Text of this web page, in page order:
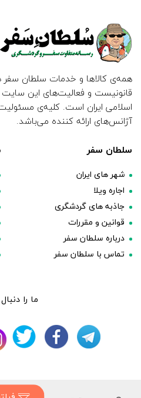
همه‌ی کالاها و خدمات سلطان سفر
قانونیست و فعالیت‌های این سایت
اسلامی ایران است. کلیه‌ی
آژانس‌های ارائه کننده می‌باشد.
سلطان سفر
شهر های ایران
اجاره ویلا
جاذبه های گردشگری
قوانین و مقررات
درباره سلطان سفر
تماس با سلطان سفر
ما را